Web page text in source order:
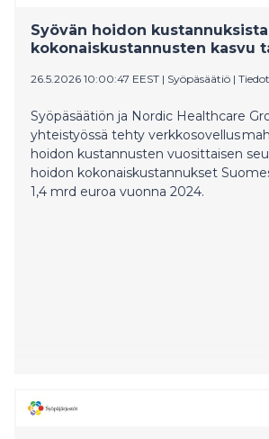
Syövän hoidon
kokonaiskustannusten kasvu
26.5.2026 10:00:47 EEST | Syöpäsäätiö |
Syöpäsäätiön ja Nordic Healthcare
yhteistyössä tehty verkkosovellus
hoidon kustannusten vuosittaisen
hoidon kokonaiskustannukset
1,4 mrd euroa vuonna 2024.